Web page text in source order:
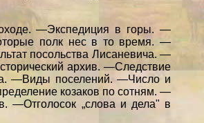
—Экспедиция в горы. —
полк нес в то время. —
посольства Лисаневича. —
архив. —Следствие
—Виды поселений. —Число и
козаков по сотням. —
—Отголосок „слова и дела" в